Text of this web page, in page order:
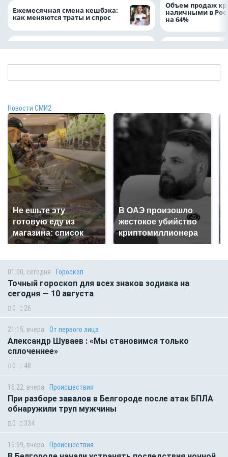
Ежемесячная смена кешбэка:
как меняются траты и спрос
Объем продаж
наличными в
на 64%
Новости СМИ2
Не ешьте эту
готовую еду из
магазина: список
В ОАЭ произошло
жестокое убийство
криптомиллионера
01:00, сегодня Гороскоп
Точный гороскоп для всех знаков зодиака на
сегодня — 10 августа
0 26
21:15, вчера От первого лица
Александр Шуваев : «Мы становимся только
сплоченнее»
0 48
16:22, вчера Происшествия
При разборе завалов в Белгороде после атак БПЛА
обнаружили труп мужчины
0 334
15:59, вчера Происшествия